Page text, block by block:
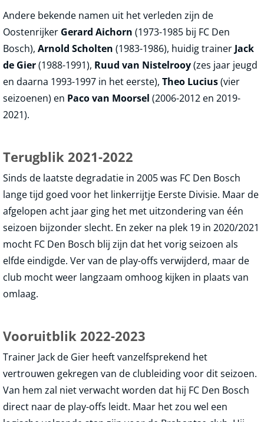
Andere bekende namen uit het verleden zijn de
Oostenrijker Gerard Aichorn (1973-1985 bij FC Den
Bosch), Arnold Scholten (1983-1986), huidig trainer Jack
de Gier(1988-1991), Ruud van Nistelrooy(zes jaar jeugd
en daarna 1993-1997 in het eerste), Theo Lucius(vier
seizoenen) en Paco van Moorsel (2006-2012 en 2019-
2021).
Terugblik 2021-2022
Sinds de laatste degradatie in 2005 was FC Den Bosch
lange tijd goed voor het linkerrijtje Eerste Divisie. Maar de
afgelopen acht jaar ging het met uitzondering van één
seizoen bijzonder slecht. En zeker na plek 19 in 2020/2021
mocht FC Den Bosch blij zijn dat het vorig seizoen als
elfde eindigde. Ver van de play-offs verwijderd, maar de
club mocht weer langzaam omhoog kijken in plaats van
omlaag.
Vooruitblik 2022-2023
Trainer Jack de Gier heeft vanzelfsprekend het
vertrouwen gekregen van de clubleiding voor dit seizoen.
Van hem zal niet verwacht worden dat hij FC Den Bosch
direct naar de play-offs leidt. Maar het zou wel een